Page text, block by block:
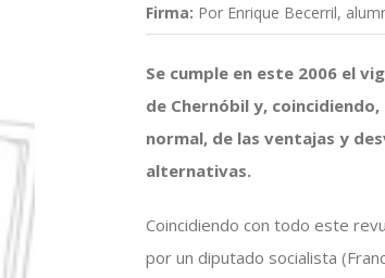
Firma: Por Enrique Becerril,
Se cumple en este 2006 el
de Chernóbil y,
normal, de las ventajas y
alternativas.
Coincidiendo con todo este
por un diputado socialista